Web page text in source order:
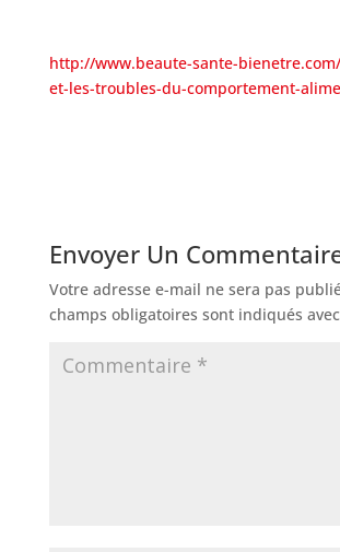
http://www.beaute-sante-
et-les-troubles-du-comportement-
Envoyer Un
Votre adresse e-mail ne sera pas
champs obligatoires sont indiqués avec